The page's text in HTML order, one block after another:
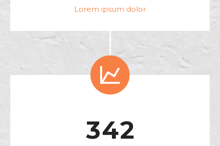
Lorem ipsum dolor


342